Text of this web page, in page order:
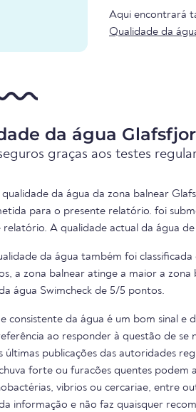
Aqui encontrará
Qualidade da
da água
graças aos testes
qualidade da água da zona balnear
para o presente relatório. foi
A qualidade actual da água de
da água também foi classificada
a zona balnear atinge a maior a
água Swimcheck de 5/5 pontos.
consistente da água é um bom sinal
ao responder à questão de se
últimas publicações das autoridades
forte ou furacões quentes podem
vibrios ou cercariae, entre
informação e não faz quaisquer